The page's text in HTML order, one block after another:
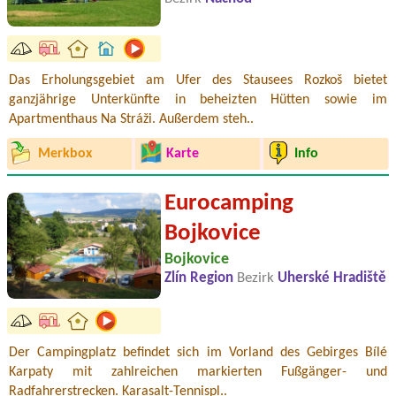
Das Erholungsgebiet am Ufer des Stausees Rozkoš bietet
ganzjährige Unterkünfte in beheizten Hütten sowie im
Apartmenthaus Na Stráži. Außerdem steh..
Merkbox Karte Info
Eurocamping
Bojkovice
Bojkovice
Zlín Region Bezirk Uherské Hradiště
Der Campingplatz befindet sich im Vorland des Gebirges Bílé
Karpaty mit zahlreichen markierten Fußgänger- und
Radfahrerstrecken. Karasalt-Tennispl..